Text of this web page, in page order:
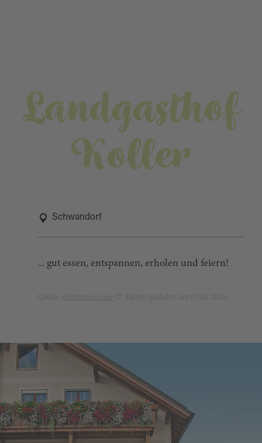
Landgasthof
Koller
Schwandorf
... gut essen, entspannen, erholen und feiern!